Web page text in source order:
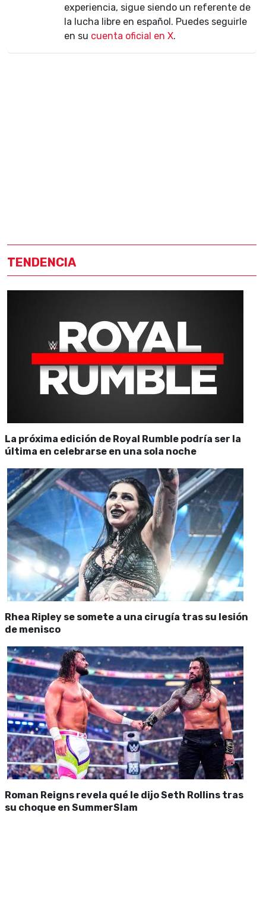
experiencia, sigue siendo un referente de
la lucha libre en español. Puedes seguirle
en su cuenta oficial en X.
TENDENCIA
La próxima edición de Royal Rumble podría ser la
última en celebrarse en una sola noche
Rhea Ripley se somete a una cirugía tras su lesión
de menisco
Roman Reigns revela qué le dijo Seth Rollins tras
su choque en SummerSlam